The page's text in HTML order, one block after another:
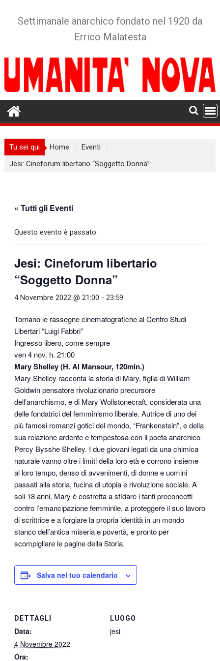
Settimanale anarchico fondato nel 1920 da
Errico Malatesta
Tu sei qui Home
Eventi
Jesi: Cineforum libertario “Soggetto Donna”
« Tutti gli Eventi
Questo evento è passato.
Jesi: Cineforum libertario
“Soggetto Donna”
4 Novembre 2022 @ 21:00 -23:59
Tornano le rassegne cinematografiche al Centro Studi
Libertari “Luigi Fabbri”
Ingresso libero, come sempre
ven 4 nov. h. 21:00
Mary Shelley (H. Al Mansour, 120min.)
Mary Shelley racconta la storia di Mary, figlia di William
Goldwin pensatore rivoluzionario precursore
dell’anarchismo, e di Mary Wollstonecraft, considerata una
delle fondatrici del femminismo liberale. Autrice di uno dei
più famosi romanzi gotici del mondo, “Frankenstein”, e della
sua relazione ardente e tempestosa con il poeta anarchico
Percy Bysshe Shelley. I due giovani legati da una chimica
naturale vanno oltre i limiti della loro età e corrono insieme
al loro tempo, denso di avvenimenti, di donne e uomini
passati alla storia, fucina di utopia e rivoluzione sociale. A
soli 18 anni, Mary è costretta a sfidare i tanti preconcetti
contro l’emancipazione femminile, a proteggere il suo lavoro
di scrittrice e a forgiare la propria identità in un mondo
stanco dell’antica miseria e povertà, e pronto per
scompigliare le pagine della Storia.
Salva nel tuo calendario
DETTAGLI
Data:
4 Novembre 2022
Ora:
LUOGO
jesi